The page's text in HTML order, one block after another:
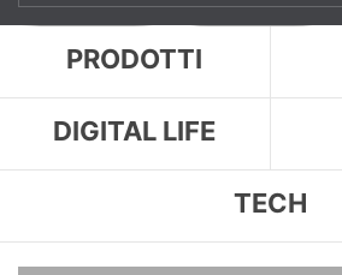
PRODOTTI
DIGITAL LIFE
TECH